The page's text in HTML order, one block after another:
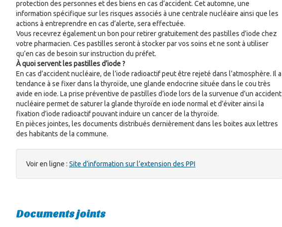
protection des personnes et des biens en cas d’accident. Cet automne, une
information spécifique sur les risques associés à une centrale nucléaire ainsi que les
actions à entreprendre en cas d’alerte, sera effectuée.
Vous recevrez également un bon pour retirer gratuitement des pastilles d’iode chez
votre pharmacien. Ces pastilles seront à stocker par vos soins et ne sont à utiliser
qu’en cas de besoin sur instruction du préfet.
À quoi servent les pastilles d’iode ?
En cas d’accident nucléaire, de l’iode radioactif peut être rejeté dans l’atmosphère. Il a
tendance à se fixer dans la thyroïde, une glande endocrine située dans le cou très
avide en iode. La prise préventive de pastilles d’iode lors de la survenue d’un accident
nucléaire permet de saturer la glande thyroïde en iode normal et d’éviter ainsi la
fixation d’iode radioactif pouvant induire un cancer de la thyroïde.
En pièces jointes, les documents distribués dernièrement dans les boites aux lettres
des habitants de la commune.
Voir en ligne : Site d’information sur l’extension des PPI
Documents joints